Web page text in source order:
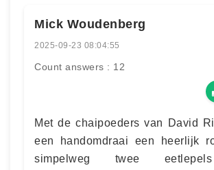
Mick Woudenberg
2025-09-23 08:04:55
Count answers : 12
Met de chaipoeders van David
een handomdraai een heerlijk
simpelweg twee